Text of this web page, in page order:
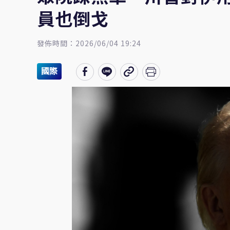
員也倒戈
發佈時間：2026/06/04 19:24
國際